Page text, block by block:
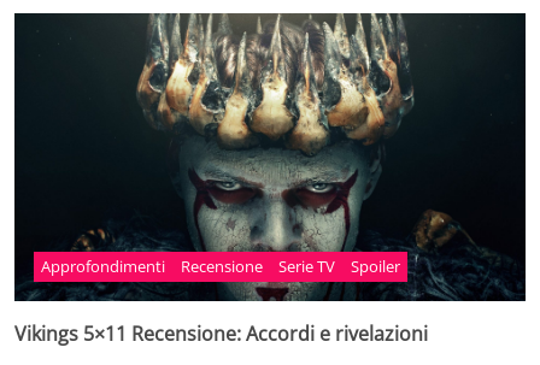
Approfondimenti Recensione Serie TV Spoiler
Vikings 5×11 Recensione: Accordi e rivelazioni